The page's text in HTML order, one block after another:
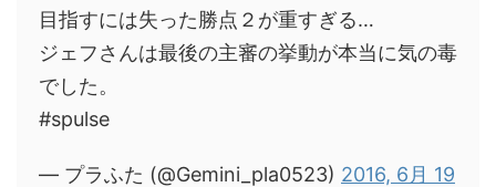
目指すには失った勝点２が重すぎる…
ジェフさんは最後の主審の挙動が本当に気の毒
でした。
#spulse
— プラふた (@Gemini_pla0523) 2016, 6月 19